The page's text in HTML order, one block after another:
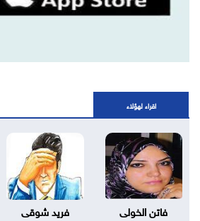
اقراء لهؤلاء
فاتن الخولى فريد شوقى